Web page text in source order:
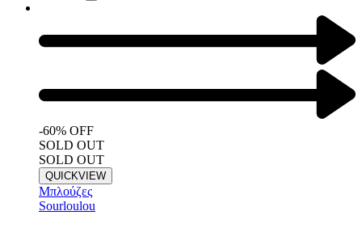
-60% OFF
SOLD OUT
SOLD OUT
QUICKVIEW
Μπλούζες
Sourloulou